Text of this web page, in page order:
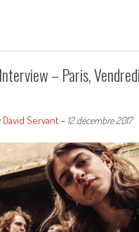
– Paris,
David Servant- 12 décembre 2017